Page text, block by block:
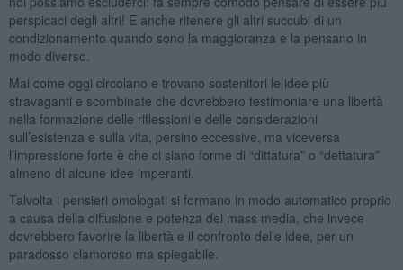
perspicaci degli altri! E anche ritenere gli altri succubi di un
condizionamento quando sono la maggioranza e la pensano in
modo diverso.
Mai come oggi circolano e trovano sostenitori le idee più
stravaganti e scombinate che dovrebbero testimoniare una libertà
nella formazione delle riflessioni e delle considerazioni
sull’esistenza e sulla vita, persino eccessive, ma viceversa
l’impressione forte è che ci siano forme di “dittatura” o “dettatura”
almeno di alcune idee imperanti.
Talvolta i pensieri omologati si formano in modo automatico proprio
a causa della diffusione e potenza dei mass media, che invece
dovrebbero favorire la libertà e il confronto delle idee, per un
paradosso clamoroso ma spiegabile.